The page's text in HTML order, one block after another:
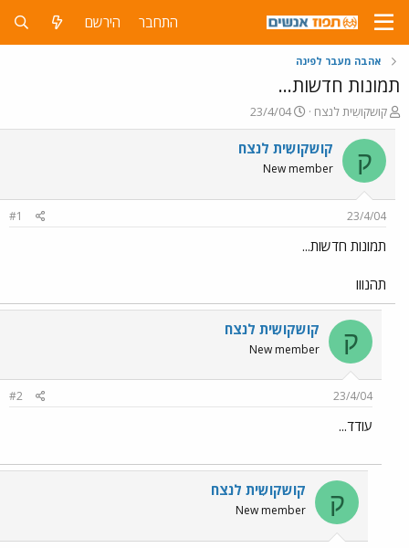
התחבר הירשם
אהבה מעבר לפינה
תמונות חדשות...
פ
ו
ת
ח
ה
ש
א
קושקושִית לנצח
פ
ו
ר
ס
ם
23/4/04
ק קושקושִית לנצח
New member
23/4/04
#1
תמונות חדשות...
תהנווו
ק קושקושִית לנצח
New member
23/4/04
#2
עודד...
ק קושקושִית לנצח
New member